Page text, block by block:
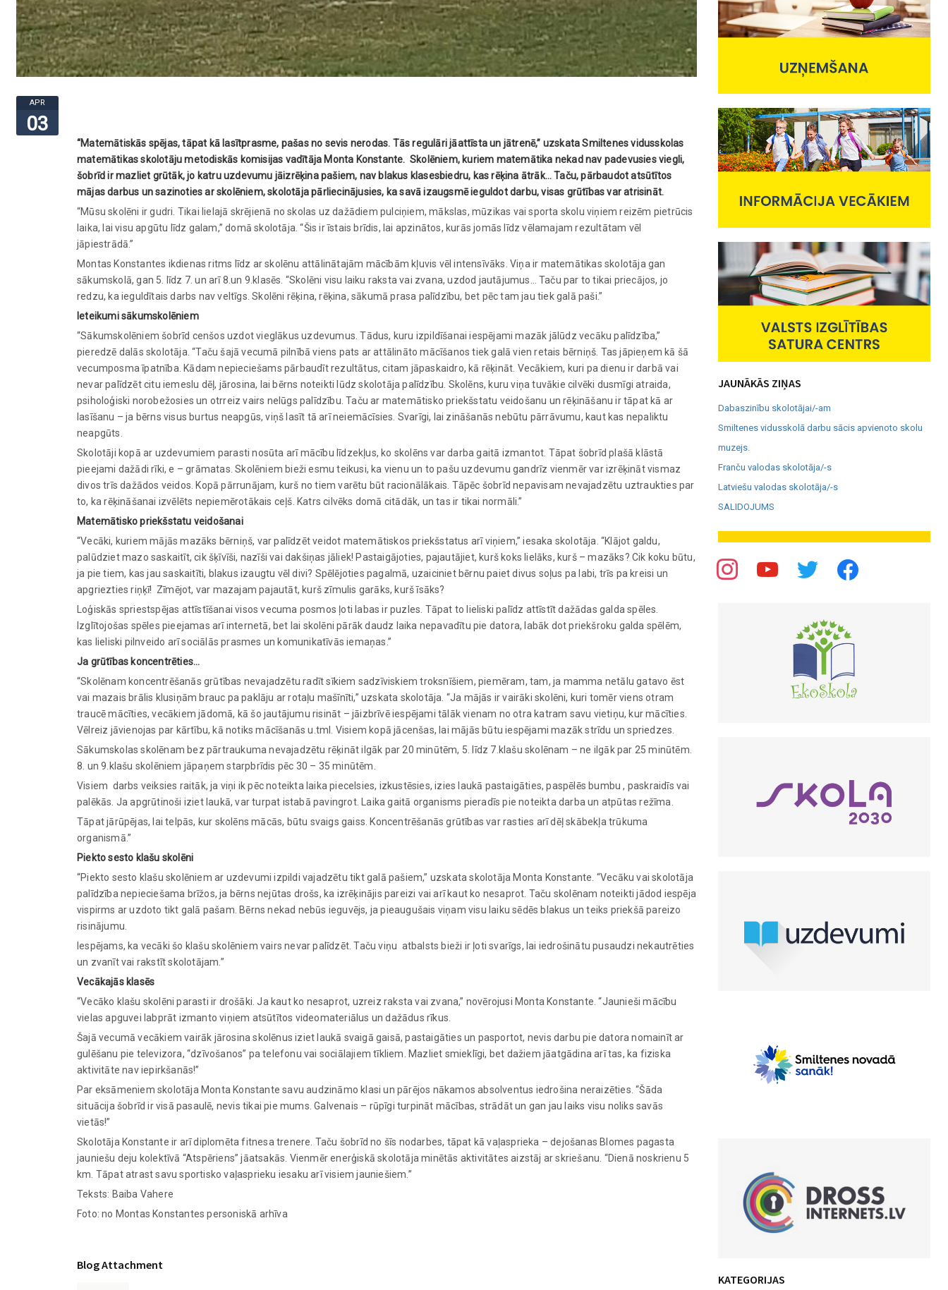
APR
03
“Matemātiskās spējas, tāpat kā lasītprasme, pašas no sevis nerodas. Tās regulāri jāattīsta un jātrenē,” uzskata Smiltenes vidusskolas
matemātikas skolotāju metodiskās komisijas vadītāja Monta Konstante. Skolēniem, kuriem matemātika nekad nav padevusies viegli,
šobrīd ir mazliet grūtāk, jo katru uzdevumu jāizrēķina pašiem, nav blakus klasesbiedru, kas rēķina ātrāk… Taču, pārbaudot atsūtītos
mājas darbus un sazinoties ar skolēniem, skolotāja pārliecinājusies, ka savā izaugsmē ieguldot darbu, visas grūtības var atrisināt.
“Mūsu skolēni ir gudri. Tikai lielajā skrējienā no skolas uz dažādiem pulciņiem, mākslas, mūzikas vai sporta skolu viņiem reizēm pietrūcis
laika, lai visu apgūtu līdz galam,” domā skolotāja. “Šis ir īstais brīdis, lai apzinātos, kurās jomās līdz vēlamajam rezultātam vēl
jāpiestrādā.”
Montas Konstantes ikdienas ritms līdz ar skolēnu attālinātajām mācībām kļuvis vēl intensīvāks. Viņa ir matemātikas skolotāja gan
sākumskolā, gan 5. līdz 7. un arī 8.un 9.klasēs. “Skolēni visu laiku raksta vai zvana, uzdod jautājumus… Taču par to tikai priecājos, jo
redzu, ka ieguldītais darbs nav veltīgs. Skolēni rēķina, rēķina, sākumā prasa palīdzību, bet pēc tam jau tiek galā paši.”
Ieteikumi sākumskolēniem
“Sākumskolēniem šobrīd cenšos uzdot vieglākus uzdevumus. Tādus, kuru izpildīšanai iespējami mazāk jālūdz vecāku palīdzība,”
pieredzē dalās skolotāja. “Taču šajā vecumā pilnībā viens pats ar attālināto mācīšanos tiek galā vien retais bērniņš. Tas jāpieņem kā šā
vecumposma īpatnība. Kādam nepieciešams pārbaudīt rezultātus, citam jāpaskaidro, kā rēķināt. Vecākiem, kuri pa dienu ir darbā vai
nevar palīdzēt citu iemeslu dēļ, jārosina, lai bērns noteikti lūdz skolotāja palīdzību. Skolēns, kuru viņa tuvākie cilvēki dusmīgi atraida,
psiholoģiski norobežosies un otrreiz vairs nelūgs palīdzību. Taču ar matemātisko priekšstatu veidošanu un rēķināšanu ir tāpat kā ar
lasīšanu – ja bērns visus burtus neapgūs, viņš lasīt tā arī neiemācīsies. Svarīgi, lai zināšanās nebūtu pārrāvumu, kaut kas nepaliktu
neapgūts.
Skolotāji kopā ar uzdevumiem parasti nosūta arī mācību līdzekļus, ko skolēns var darba gaitā izmantot. Tāpat šobrīd plašā klāstā
pieejami dažādi rīki, e – grāmatas. Skolēniem bieži esmu teikusi, ka vienu un to pašu uzdevumu gandrīz vienmēr var izrēķināt vismaz
divos trīs dažādos veidos. Kopā pārrunājam, kurš no tiem varētu būt racionālākais. Tāpēc šobrīd nepavisam nevajadzētu uztraukties par
to, ka rēķināšanai izvēlēts nepiemērotākais ceļš. Katrs cilvēks domā citādāk, un tas ir tikai normāli.”
Matemātisko priekšstatu veidošanai
“Vecāki, kuriem mājās mazāks bērniņš, var palīdzēt veidot matemātiskos priekšstatus arī viņiem,” iesaka skolotāja. “Klājot galdu,
palūdziet mazo saskaitīt, cik šķīvīši, nazīši vai dakšiņas jāliek! Pastaigājoties, pajautājiet, kurš koks lielāks, kurš – mazāks? Cik koku būtu,
ja pie tiem, kas jau saskaitīti, blakus izaugtu vēl divi? Spēlējoties pagalmā, uzaiciniet bērnu paiet divus soļus pa labi, trīs pa kreisi un
apgriezties riņķī! Zīmējot, var mazajam pajautāt, kurš zīmulis garāks, kurš īsāks?
Loģiskās spriestspējas attīstīšanai visos vecuma posmos ļoti labas ir puzles. Tāpat to lieliski palīdz attīstīt dažādas galda spēles.
Izglītojošas spēles pieejamas arī internetā, bet lai skolēni pārāk daudz laika nepavadītu pie datora, labāk dot priekšroku galda spēlēm,
kas lieliski pilnveido arī sociālās prasmes un komunikatīvās iemaņas.”
Ja grūtības koncentrēties…
“Skolēnam koncentrēšanās grūtības nevajadzētu radīt sīkiem sadzīviskiem troksnīšiem, piemēram, tam, ja mamma netālu gatavo ēst
vai mazais brālis klusiņām brauc pa paklāju ar rotaļu mašīnīti,” uzskata skolotāja. “Ja mājās ir vairāki skolēni, kuri tomēr viens otram
traucē mācīties, vecākiem jādomā, kā šo jautājumu risināt – jāizbrīvē iespējami tālāk vienam no otra katram savu vietiņu, kur mācīties.
Vēlreiz jāvienojas par kārtību, kā notiks mācīšanās u.tml. Visiem kopā jācenšas, lai mājās būtu iespējami mazāk strīdu un spriedzes.
Sākumskolas skolēnam bez pārtraukuma nevajadzētu rēķināt ilgāk par 20 minūtēm, 5. līdz 7.klašu skolēnam – ne ilgāk par 25 minūtēm.
8. un 9.klašu skolēniem jāpaņem starpbrīdis pēc 30 – 35 minūtēm.
Visiem darbs veiksies raitāk, ja viņi ik pēc noteikta laika piecelsies, izkustēsies, izies laukā pastaigāties, paspēlēs bumbu , paskraidīs vai
palēkās. Ja apgrūtinoši iziet laukā, var turpat istabā pavingrot. Laika gaitā organisms pieradīs pie noteikta darba un atpūtas režīma.
Tāpat jārūpējas, lai telpās, kur skolēns mācās, būtu svaigs gaiss. Koncentrēšanās grūtības var rasties arī dēļ skābekļa trūkuma
organismā.”
Piekto sesto klašu skolēni
“Piekto sesto klašu skolēniem ar uzdevumi izpildi vajadzētu tikt galā pašiem,” uzskata skolotāja Monta Konstante. “Vecāku vai skolotāja
palīdzība nepieciešama brīžos, ja bērns nejūtas drošs, ka izrēķinājis pareizi vai arī kaut ko nesaprot. Taču skolēnam noteikti jādod iespēja
vispirms ar uzdoto tikt galā pašam. Bērns nekad nebūs ieguvējs, ja pieaugušais viņam visu laiku sēdēs blakus un teiks priekšā pareizo
risinājumu.
Iespējams, ka vecāki šo klašu skolēniem vairs nevar palīdzēt. Taču viņu atbalsts bieži ir ļoti svarīgs, lai iedrošinātu pusaudzi nekautrēties
un zvanīt vai rakstīt skolotājam.”
Vecākajās klasēs
“Vecāko klašu skolēni parasti ir drošāki. Ja kaut ko nesaprot, uzreiz raksta vai zvana,” novērojusi Monta Konstante. “Jaunieši mācību
vielas apguvei labprāt izmanto viņiem atsūtītos videomateriālus un dažādus rīkus.
Šajā vecumā vecākiem vairāk jārosina skolēnus iziet laukā svaigā gaisā, pastaigāties un pasportot, nevis darbu pie datora nomainīt ar
gulēšanu pie televizora, “dzīvošanos” pa telefonu vai sociālajiem tīkliem. Mazliet smieklīgi, bet dažiem jāatgādina arī tas, ka fiziska
aktivitāte nav iepirkšanās!”
Par eksāmeniem skolotāja Monta Konstante savu audzināmo klasi un pārējos nākamos absolventus iedrošina neraizēties. “Šāda
situācija šobrīd ir visā pasaulē, nevis tikai pie mums. Galvenais – rūpīgi turpināt mācības, strādāt un gan jau laiks visu noliks savās
vietās!”
Skolotāja Konstante ir arī diplomēta fitnesa trenere. Taču šobrīd no šīs nodarbes, tāpat kā vaļasprieka – dejošanas Blomes pagasta
jauniešu deju kolektīvā “Atspēriens” jāatsakās. Vienmēr enerģiskā skolotāja minētās aktivitātes aizstāj ar skriešanu. “Dienā noskrienu 5
km. Tāpat atrast savu sportisko vaļasprieku iesaku arī visiem jauniešiem.”
Teksts: Baiba Vahere
Foto: no Montas Konstantes personiskā arhīva
Blog Attachment
JAUNĀKĀS ZIŅAS
Dabaszinību skolotājai/-am
Smiltenes vidusskolā darbu sācis apvienoto skolu
muzejs.
Franču valodas skolotāja/-s
Latviešu valodas skolotāja/-s
SALIDOJUMS
KATEGORIJAS